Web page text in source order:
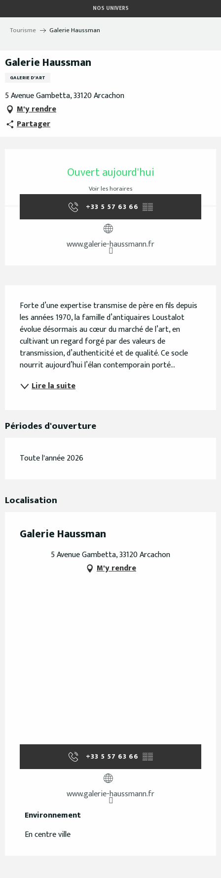
au
contenu
NOS UNIVERS
Tourisme Galerie Haussman
Galerie Haussman
GALERIE D'ART
5 Avenue Gambetta, 33120 Arcachon
M'y rendre
Partager
Ouvert aujourd'hui
Voir les horaires
+33 5 57 63 66 ▒▒
www.galerie-haussmann.fr
Forte d’une expertise transmise de père en fils depuis
les années 1970, la famille d’antiquaires Loustalot
évolue désormais au cœur du marché de l’art, en
cultivant un regard forgé par des valeurs de
transmission, d’authenticité et de qualité. Ce socle
nourrit aujourd’hui l’élan contemporain porté...
Lire la suite
Périodes d'ouverture
Toute l'année 2026
Localisation
Galerie Haussman
5 Avenue Gambetta, 33120 Arcachon
M'y rendre
+33 5 57 63 66 ▒▒
www.galerie-haussmann.fr
Environnement
Environnement
En centre ville